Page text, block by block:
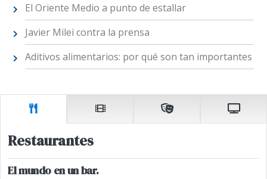
El Oriente Medio a punto de estallar
Javier Milei contra la prensa
Aditivos alimentarios: por qué son tan importantes
Restaurantes
El mundo en un bar.